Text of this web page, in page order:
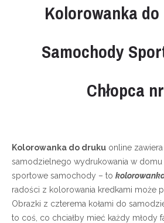
Kolorowanka
Samochody
Chłopca
Kolorowanka do druku online
samodzielnego wydrukowania w
sportowe samochody – to
radości z kolorowania kredkami może
Obrazki z czterema kołami do
to coś, co chciałby mieć każdy młody